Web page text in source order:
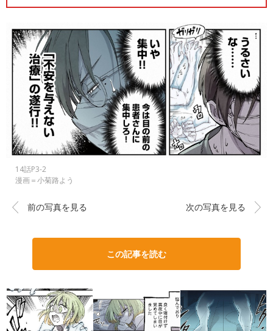
14話P3-2
漫画＝小菊路よう
前の写真を見る 次の写真を見る
この記事を読む